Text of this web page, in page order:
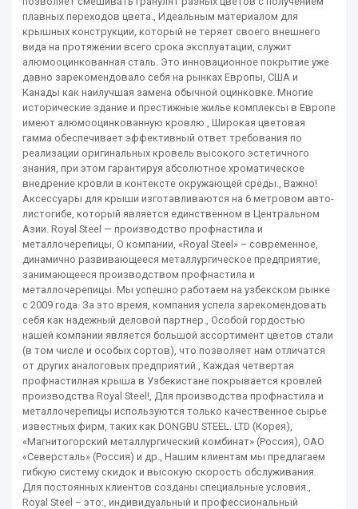
плавных переходов цвета., Идеальным материалом для
крышных конструкции, который не теряет своего внешнего
вида на протяжении всего срока эксплуатации, служит
алюмооцинкованная сталь. Это инновационное покрытие уже
давно зарекомендовало себя на рынках Европы, США и
Канады как наилучшая замена обычной оцинковке. Многие
исторические здание и престижные жилье комплексы в Европе
имеют алюмооцинкованную кровлю., Широкая цветовая
гамма обеспечивает эффективный ответ требования по
реализации оригинальных кровель высокого эстетичного
знания, при этом гарантируя абсолютное хроматическое
внедрение кровли в контексте окружающей среды., Важно!
Аксессуары для крыши изготавливаются на 6 метровом авто-
листогибе, который является единственном в Центральном
Азии. Royal Steel — производство профнастила и
металлочерепицы, О компании, «Royal Steel» – современное,
динамично развивающееся металлургическое предприятие,
занимающееся производством профнастила и
металлочерепицы. Мы успешно работаем на узбекском рынке
с 2009 года. За это время, компания успела зарекомендовать
себя как надежный деловой партнер., Особой гордостью
нашей компании является большой ассортимент цветов стали
(в том числе и особых сортов), что позволяет нам отличатся
от других аналоговых предприятий., Каждая четвертая
профнастилная крыша в Узбекистане покрывается кровлей
производства Royal Steel!, Для производства профнастила и
металлочерепицы используются только качественное сырье
известных фирм, таких как DONGBU STEEL. LTD (Корея),
«Магнитогорский металлургический комбинат» (Россия), ОАО
«Северсталь» (Россия) и др., Нашим клиентам мы предлагаем
гибкую систему скидок и высокую скорость обслуживания.
Для постоянных клиентов созданы специальные условия.,
Royal Steel – это:, индивидуальный и профессиональный